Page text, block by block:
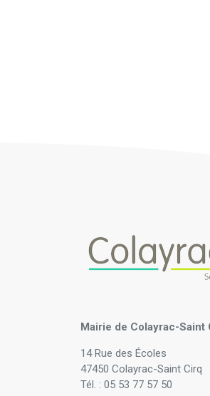
Mairie de Colayrac-Saint
14 Rue des Écoles
47450 Colayrac-Saint Cirq
Tél. : 05 53 77 57 50